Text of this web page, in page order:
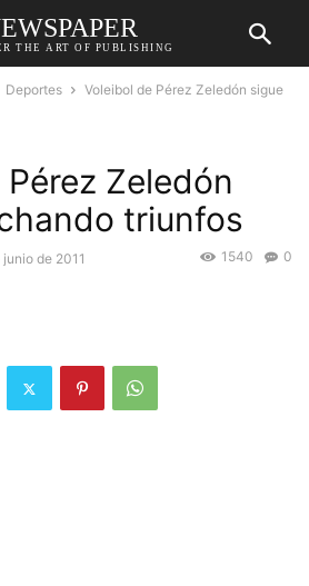
THE ART OF PUBLISHING
Deportes
Voleibol de Pérez Zeledón sigue
Zeledón
triunfos
junio de 2011 0
1540